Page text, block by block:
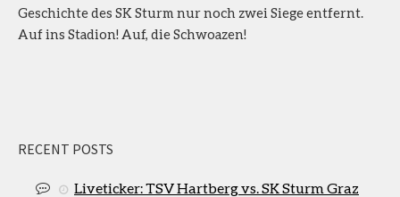
Geschichte des SK Sturm nur noch zwei Siege entfernt.
Auf ins Stadion! Auf, die Schwoazen!
RECENT POSTS
Liveticker: TSV Hartberg vs. SK Sturm Graz